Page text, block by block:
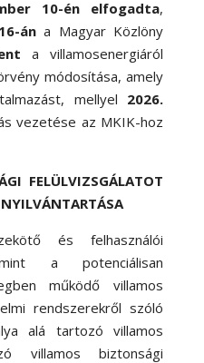
10-én elfogadta,
án a Magyar Közlöny
a villamosenergiáról
módosítása, amely
mellyel
2026.
vezetése az MKIK-hoz
FELÜLVIZSGÁLATOT
és felhasználói
a potenciálisan
működő villamos
rendszerekről szóló
alá tartozó villamos
villamos biztonsági